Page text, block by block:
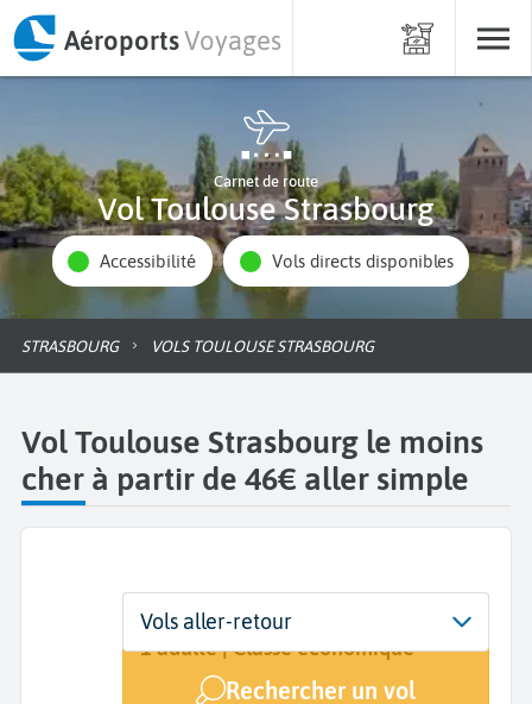
AéroportsVoyages
Carnet de route
Vol Toulouse Strasbourg
Accessibilité Vols directs disponibles
STRASBOURG VOLS TOULOUSE STRASBOURG
Vol Toulouse Strasbourg le moins
cher à partir de 46€ aller simple
Départ
Toulouse (TLS)
Dates
7 sept. - 18 sept.
Voyageurs | Classe
1 adulte | Classe économique
Rechercher un vol
Vols aller-retour